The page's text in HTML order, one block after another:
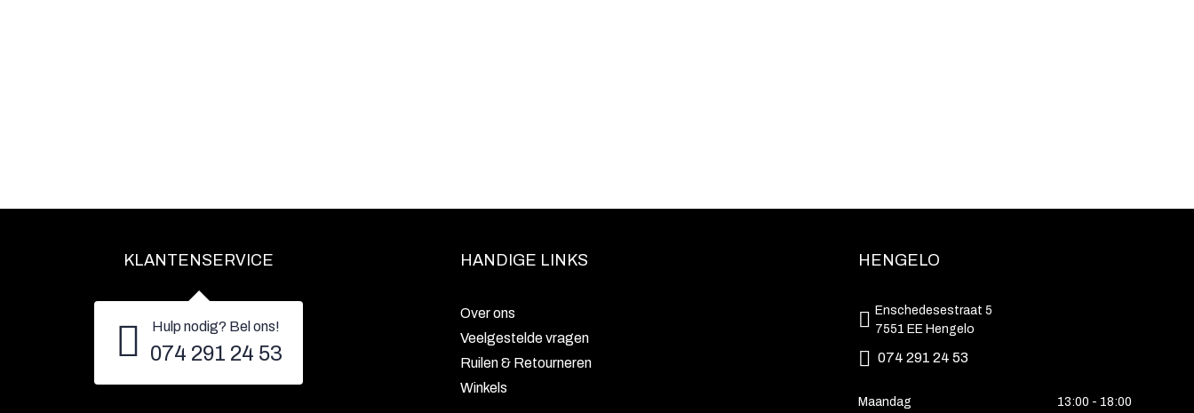
KLANTENSERVICE
Hulp nodig? Bel ons!
074 291 24 53
HANDIGE LINKS
Over ons
Veelgestelde vragen
Ruilen & Retourneren
Winkels
HENGELO
Enschedesestraat 5
7551 EE Hengelo
074 291 24 53
Maandag 13:00 - 18:00